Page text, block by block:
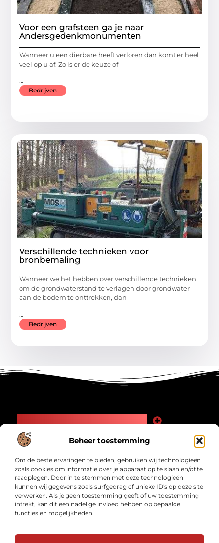
Beheer toestemming
Om de beste ervaringen te bieden, gebruiken wij technologieën
zoals cookies om informatie over je apparaat op te slaan en/of te
raadplegen. Door in te stemmen met deze technologieën
kunnen wij gegevens zoals surfgedrag of unieke ID's op deze site
verwerken. Als je geen toestemming geeft of uw toestemming
intrekt, kan dit een nadelige invloed hebben op bepaalde
functies en mogelijkheden.
Voor een grafsteen ga je naar
Andersgedenkmonumenten
Wanneer u een dierbare heeft verloren dan komt er heel
veel op u af. Zo is er de keuze of
...
Bedrijven
Verschillende technieken voor
bronbemaling
Wanneer we het hebben over verschillende technieken
om de grondwaterstand te verlagen door grondwater
aan de bodem te onttrekken, dan
...
Bedrijven
Bericht categorie
Ontdek blogs en artikelen over alles wat het dagelijks leven interessant